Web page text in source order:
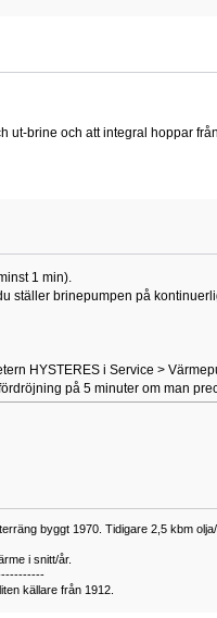
ut-brine och att integral hoppar
1 min).
ställer brinepumpen på
HYSTERES i Service >
på 5 minuter om man
byggt 1970. Tidigare 2,5 kbm
i snitt/år.
källare från 1912.